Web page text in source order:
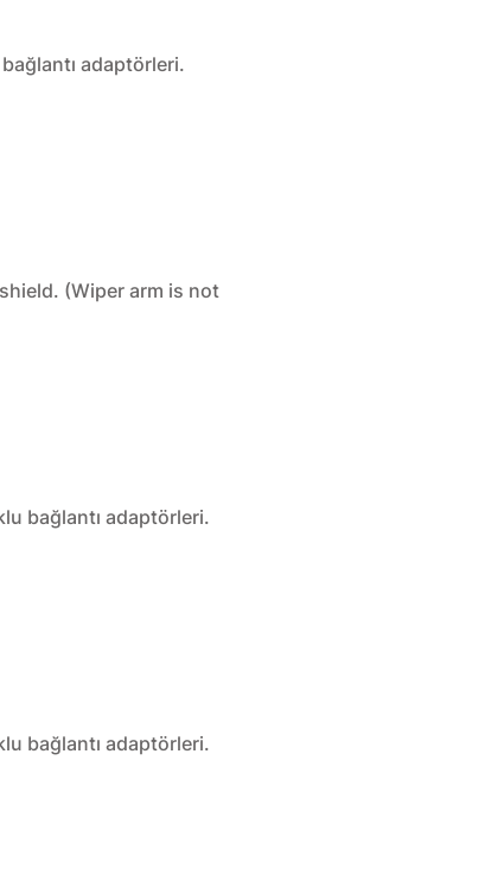
adaptörleri.
(Wiper arm is not
bağlantı adaptörleri.
bağlantı adaptörleri.